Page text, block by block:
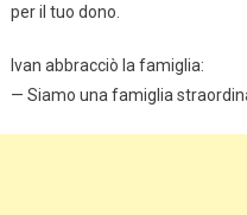
per il tuo dono.
Ivan abbracciò la famiglia:
— Siamo una famiglia